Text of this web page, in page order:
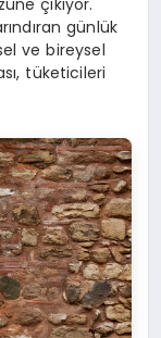
çıkıyor.
günlük
ve bireysel
tüketicileri